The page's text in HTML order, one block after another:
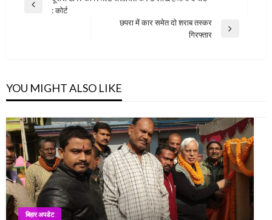
navigation
Previous: कोर्ट
छपरा में कार समेत दो शराब तस्कर
गिरफ्तार
YOU MIGHT ALSO LIKE
बिहार अपडेट